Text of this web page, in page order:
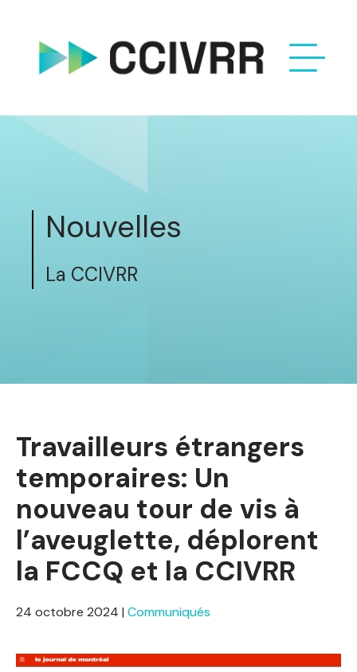
Nouvelles
La CCIVRR
Travailleurs étrangers
temporaires: Un
nouveau tour de vis à
l’aveuglette, déplorent
la FCCQ et la CCIVRR
24 octobre 2024 | Communiqués